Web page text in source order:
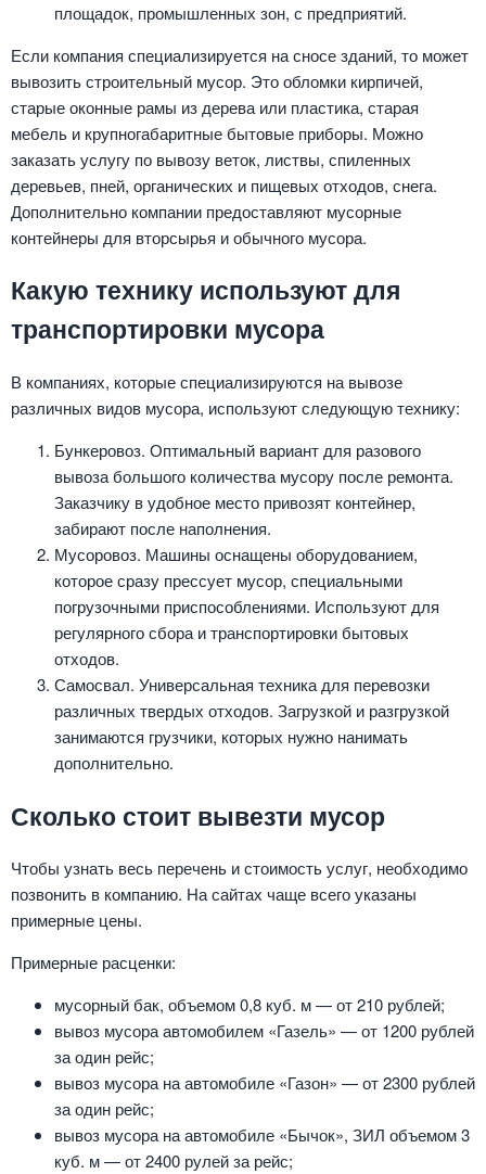
площадок, промышленных зон, с предприятий.
Если компания специализируется на сносе зданий, то может
вывозить строительный мусор. Это обломки кирпичей,
старые оконные рамы из дерева или пластика, старая
мебель и крупногабаритные бытовые приборы. Можно
заказать услугу по вывозу веток, листвы, спиленных
деревьев, пней, органических и пищевых отходов, снега.
Дополнительно компании предоставляют мусорные
контейнеры для вторсырья и обычного мусора.
Какую технику используют для
транспортировки мусора
В компаниях, которые специализируются на вывозе
различных видов мусора, используют следующую технику:
Бункеровоз. Оптимальный вариант для разового
вывоза большого количества мусору после ремонта.
Заказчику в удобное место привозят контейнер,
забирают после наполнения.
Мусоровоз. Машины оснащены оборудованием,
которое сразу прессует мусор, специальными
погрузочными приспособлениями. Используют для
регулярного сбора и транспортировки бытовых
отходов.
Самосвал. Универсальная техника для перевозки
различных твердых отходов. Загрузкой и разгрузкой
занимаются грузчики, которых нужно нанимать
дополнительно.
Сколько стоит вывезти мусор
Чтобы узнать весь перечень и стоимость услуг, необходимо
позвонить в компанию. На сайтах чаще всего указаны
примерные цены.
Примерные расценки:
мусорный бак, объемом 0,8 куб. м — от 210 рублей;
вывоз мусора автомобилем «Газель» — от 1200 рублей
за один рейс;
вывоз мусора на автомобиле «Газон» — от 2300 рублей
за один рейс;
вывоз мусора на автомобиле «Бычок», ЗИЛ объемом 3
куб. м — от 2400 рулей за рейс;